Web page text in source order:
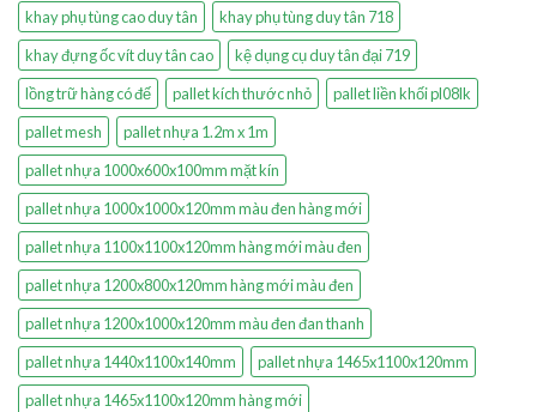
khay phụ tùng cao duy tân
khay phụ tùng duy tân 718
khay đựng ốc vít duy tân cao
kệ dụng cụ duy tân đại 719
lồng trữ hàng có đế
pallet kích thước nhỏ
pallet liền khối pl08lk
pallet mesh
pallet nhựa 1.2m x 1m
pallet nhựa 1000x600x100mm mặt kín
pallet nhựa 1000x1000x120mm màu đen hàng mới
pallet nhựa 1100x1100x120mm hàng mới màu đen
pallet nhựa 1200x800x120mm hàng mới màu đen
pallet nhựa 1200x1000x120mm màu đen đan thanh
pallet nhựa 1440x1100x140mm
pallet nhựa 1465x1100x120mm
pallet nhựa 1465x1100x120mm hàng mới